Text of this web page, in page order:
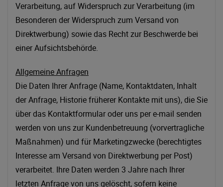
Verarbeitung, auf Widerspruch zur Verarbeitung (im
Besonderen der Widerspruch zum Versand von
Direktwerbung) sowie das Recht zur Beschwerde bei
einer Aufsichtsbehörde.
Allgemeine Anfragen
Die Daten Ihrer Anfrage (Name, Kontaktdaten, Inhalt
der Anfrage, Historie früherer Kontakte mit uns), die Sie
über das Kontaktformular oder uns per e-mail senden
werden von uns zur Kundenbetreuung (vorvertragliche
Maßnahmen) und für Marketingzwecke (berechtigtes
Interesse am Versand von Direktwerbung per Post)
verarbeitet. Ihre Daten werden 3 Jahre nach Ihrer
letzten Anfrage von uns gelöscht, sofern keine